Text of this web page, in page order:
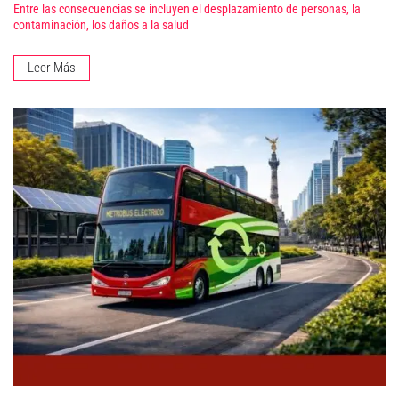
Entre las consecuencias se incluyen el desplazamiento de personas, la
contaminación, los daños a la salud
Leer Más